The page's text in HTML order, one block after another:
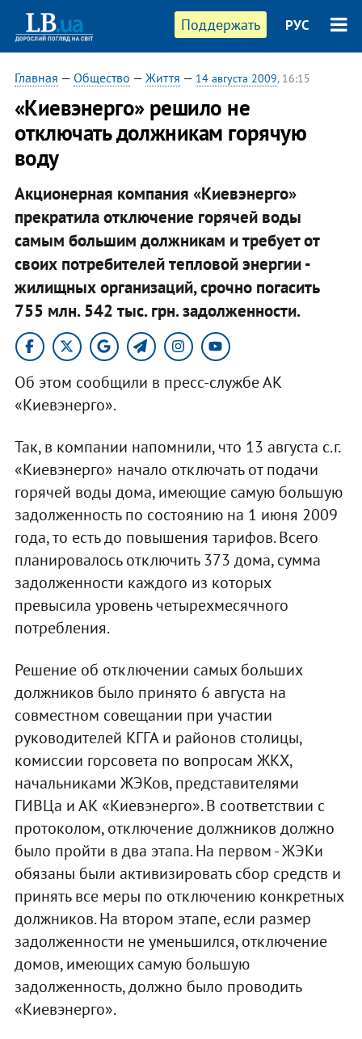
Поддержать РУС
Главная — Общество — Життя — 14 августа 2009, 16:15
«Киевэнерго» решило не
отключать должникам горячую
воду
Акционерная компания «Киевэнерго»
прекратила отключение горячей воды
самым большим должникам и требует от
своих потребителей тепловой энергии -
жилищных организаций, срочно погасить
755 млн. 542 тыс. грн. задолженности.
Об этом сообщили в пресс-службе АК
«Киевэнерго».
Так, в компании напомнили, что 13 августа с.г.
«Киевэнерго» начало отключать от подачи
горячей воды дома, имеющие самую большую
задолженность по состоянию на 1 июня 2009
года, то есть до повышения тарифов. Всего
планировалось отключить 373 дома, сумма
задолженности каждого из которых
превысила уровень четырехмесячного
потребления.
Решение об отключении самых больших
должников было принято 6 августа на
совместном совещании при участии
руководителей КГГА и районов столицы,
комиссии горсовета по вопросам ЖКХ,
начальниками ЖЭКов, представителями
ГИВЦа и АК «Киевэнерго». В соответствии с
протоколом, отключение должников должно
было пройти в два этапа. На первом - ЖЭКи
обязаны были активизировать сбор средств и
принять все меры по отключению конкретных
должников. На втором этапе, если размер
задолженности не уменьшился, отключение
домов, имеющих самую большую
задолженность, должно было проводить
«Киевэнерго».